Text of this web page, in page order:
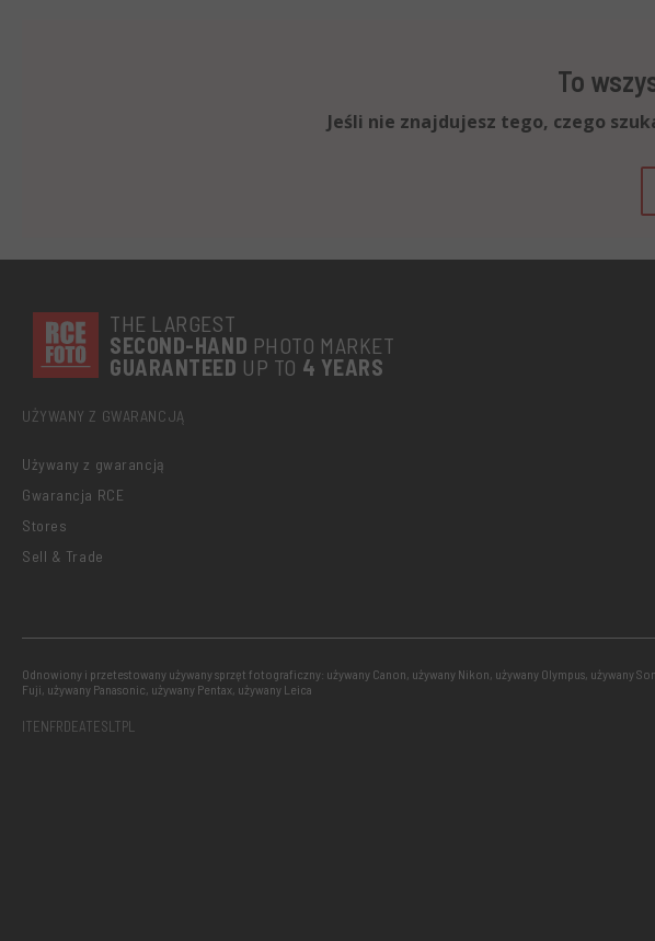
To
Jeśli nie znajdujesz tego, czego
THE LARGEST
SECOND-HAND PHOTO MARKET
GUARANTEED UP TO 4 YEARS
UŻYWANY Z GWARANCJĄ
Używany z gwarancją
Gwarancja RCE
Stores
Sell & Trade
Odnowiony i przetestowany używany sprzęt fotograficzny: używany Canon, używany Nikon, używany Olympus, używany
Fuji, używany Panasonic, używany Pentax, używany Leica
ITENFRDEATESLTPL